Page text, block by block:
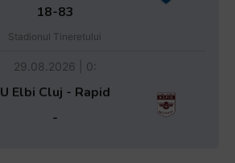
18-83
Stadionul Tineretului
29.08.2026 | 0:
U Elbi Cluj - Rapid
-